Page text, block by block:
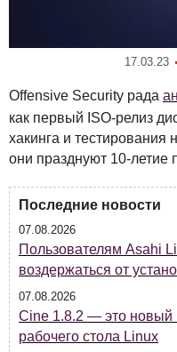
17.03.23
Offensive Security рада
как первый ISO-релиз
хакинга и тестирования
они празднуют 10-летие
Последние новости
07.08.2026
Пользователям Asahi
воздержаться от
07.08.2026
Cine 1.8.2 — это новый
рабочего стола Linux